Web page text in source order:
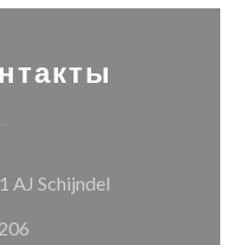
AJ Schijndel